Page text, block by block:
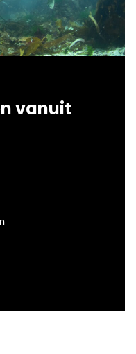
vanuit